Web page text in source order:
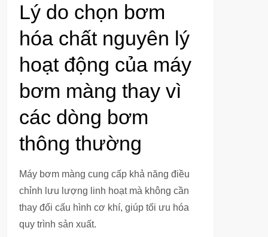
Lý do chọn bơm
hóa chất nguyên lý
hoạt động của máy
bơm màng thay vì
các dòng bơm
thông thường
Máy bơm màng cung cấp khả năng điều
chỉnh lưu lượng linh hoạt mà không cần
thay đổi cấu hình cơ khí, giúp tối ưu hóa
quy trình sản xuất.